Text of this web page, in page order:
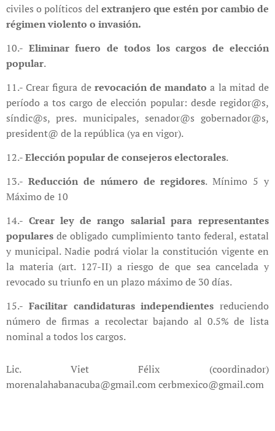
civiles o políticos del extranjero que estén por cambio de
régimen violento o invasión.
10.- Eliminar fuero de todos los cargos de elección
popular.
11.- Crear figura de revocación de mandato a la mitad de
período a tos cargo de elección popular: desde regidor@s,
síndic@s, pres. municipales, senador@s gobernador@s,
president@ de la república (ya en vigor).
12.-Elección popular de consejeros electorales.
13.- Reducción de número de regidores. Mínimo 5 y
Máximo de 10
14.- Crear ley de rango salarial para representantes
populares de obligado cumplimiento tanto federal, estatal
y municipal. Nadie podrá violar la constitución vigente en
la materia (art. 127-II) a riesgo de que sea cancelada y
revocado su triunfo en un plazo máximo de 30 días.
15.- Facilitar candidaturas independientes reduciendo
número de firmas a recolectar bajando al 0.5% de lista
nominal a todos los cargos.
Lic. Viet Félix (coordinador)
morenalahabanacuba@gmail.com cerbmexico@gmail.com